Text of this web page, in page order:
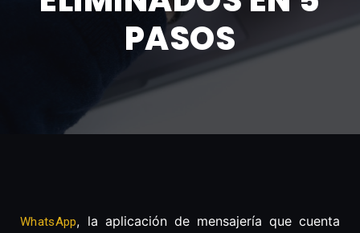
PASOS
WhatsApp, la aplicación de mensajería que cuenta